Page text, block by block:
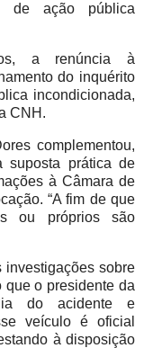
ação pública
a renúncia à
do inquérito
incondicionada,
CNH.
complementou,
prática de
à Câmara de
“A fim de que
ou próprios são
sobre
que o presidente da
do acidente e
veículo é oficial
à disposição